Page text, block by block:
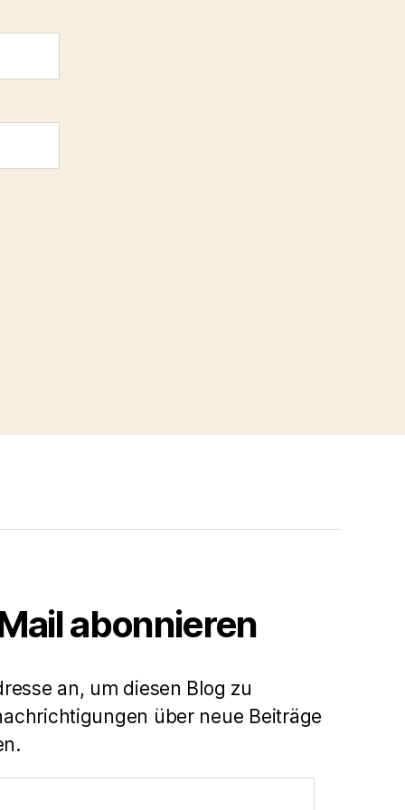
abonnieren
an, um diesen Blog zu
über neue Beiträge